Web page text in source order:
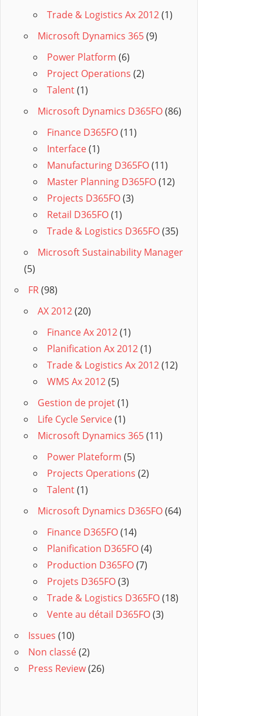
Trade & Logistics Ax 2012(1)
Microsoft Dynamics 365(9)
Power Platform (6)
Project Operations (2)
Talent(1)
Microsoft Dynamics D365FO(86)
Finance D365FO(11)
Interface(1)
Manufacturing D365FO(11)
Master Planning D365FO(12)
Projects D365FO(3)
Retail D365FO(1)
Trade & Logistics D365FO(35)
Microsoft Sustainability Manager
(5)
FR(98)
AX 2012(20)
Finance Ax 2012(1)
Planification Ax 2012(1)
Trade & Logistics Ax 2012(12)
WMS Ax 2012(5)
Gestion de projet(1)
Life Cycle Service(1)
Microsoft Dynamics 365(11)
Power Plateform (5)
Projects Operations (2)
Talent(1)
Microsoft Dynamics D365FO(64)
Finance D365FO(14)
Planification D365FO(4)
Production D365FO(7)
Projets D365FO(3)
Trade & Logistics D365FO(18)
Vente au détail D365FO(3)
Issues (10)
Non classé(2)
Press Review(26)